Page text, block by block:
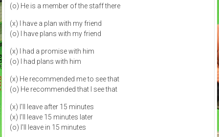
(o) He is a member of the staff there
(x) I have a plan with my friend
(o) I have plans with my friend
(x) I had a promise with him
(o) I had plans with him
(x) He recommended me to see that
(o) He recommended that I see that
(x) I'll leave after 15 minutes
(x) I'll leave 15 minutes later
(o) I'll leave in 15 minutes